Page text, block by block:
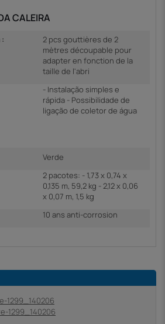
CALEIRA
2 pcs gouttières de 2
mètres découpable pour
adapter en fonction de la
taille de l'abri
- Instalação simples e
rápida - Possibilidade de
ligação de coletor de água
Verde
2 pacotes: - 1,73 x 0,74 x
0,135 m, 59,2 kg - 2,12 x 0,06
x 0,07 m, 1,5 kg
10 ans anti-corrosion
1299_140206
1299_140206